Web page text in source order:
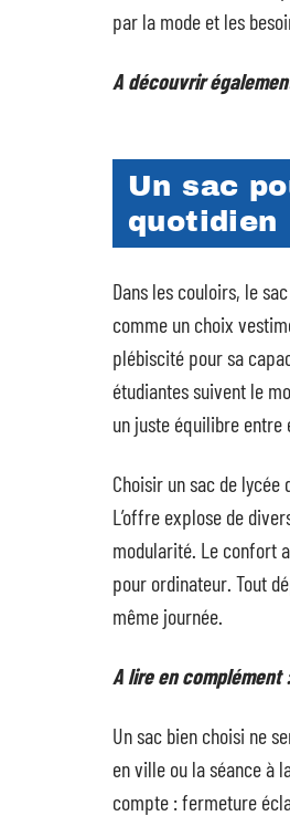
par la mode et les
A découvrir
Un sac
quotidien
Dans les couloirs, le
comme un choix
plébiscité pour sa
étudiantes suivent le
un juste équilibre entre
Choisir un sac de
L’offre explose de
modularité. Le confort
pour ordinateur. Tout
même journée.
A lire en complément
Un sac bien choisi ne
en ville ou la séance à
compte : fermeture